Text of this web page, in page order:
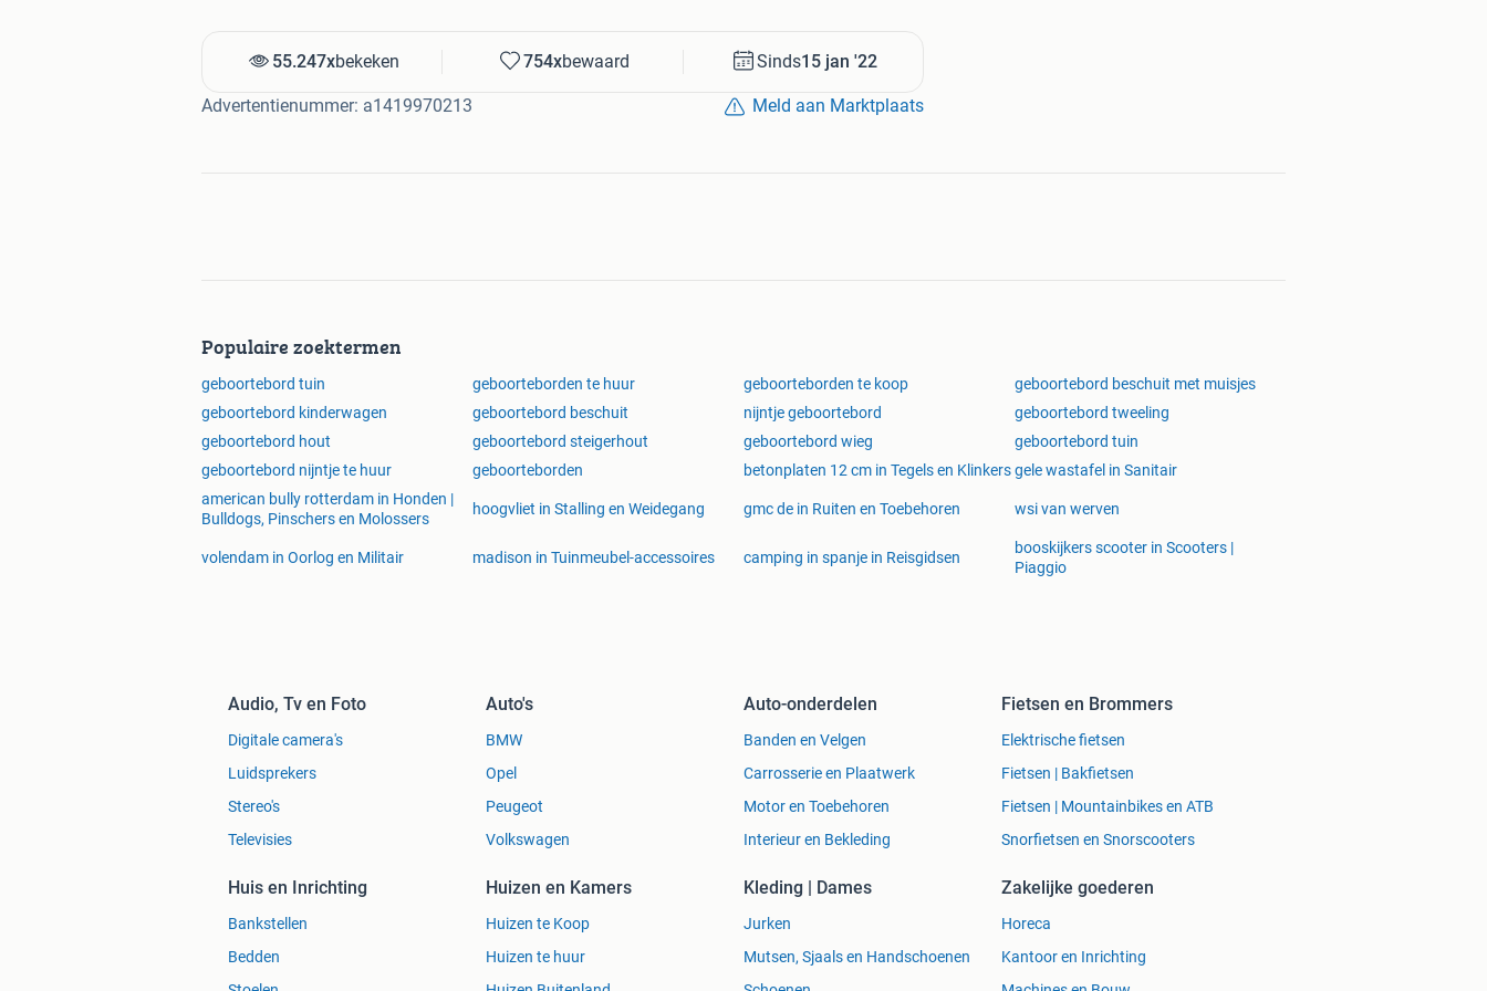
55.247xbekeken 754xbewaard Sinds15 jan '22
Advertentienummer: a1419970213 Meld aan Marktplaats
Populaire zoektermen
geboortebord tuin geboorteborden te huur geboorteborden te koop
geboortebord beschuit met muisjes
geboortebord kinderwagen
geboortebord beschuit nijntje geboortebord
geboortebord tweeling
geboortebord hout
geboortebord steigerhout geboortebord wieg
geboortebord tuin
geboortebord nijntje te huur
geboorteborden betonplaten 12 cm in Tegels en Klinkersgele wastafel in Sanitair
american bully rotterdam in Honden |
Bulldogs, Pinschers en Molossers
hoogvliet in Stalling en Weidegang gmc de in Ruiten en Toebehoren wsi van werven
volendam in Oorlog en Militair madison in Tuinmeubel-accessoires camping in spanje in Reisgidsen
booskijkers scooter in Scooters |
Piaggio
Audio, Tv en Foto
Digitale camera's
Luidsprekers
Stereo's
Televisies
Auto's
BMW
Opel
Peugeot
Volkswagen
Auto-onderdelen
Banden en Velgen
Carrosserie en Plaatwerk
Motor en Toebehoren
Interieur en Bekleding
Fietsen en Brommers
Elektrische fietsen
Fietsen | Bakfietsen
Fietsen | Mountainbikes en ATB
Snorfietsen en Snorscooters
Huis en Inrichting
Bankstellen
Bedden
Huizen en Kamers
Huizen te Koop
Huizen te huur
Kleding | Dames
Jurken
Mutsen, Sjaals en Handschoenen
Zakelijke goederen
Horeca
Kantoor en Inrichting